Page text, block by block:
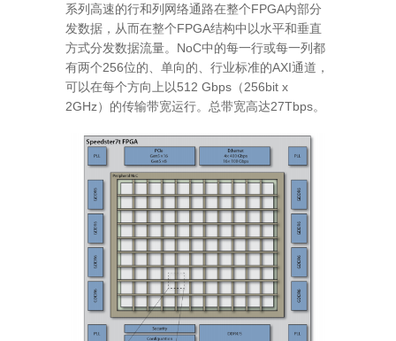
系列高速的行和列网络通路在整个FPGA内部分
发数据，从而在整个FPGA结构中以水平和垂直
方式分发数据流量。NoC中的每一行或每一列都
有两个256位的、单向的、行业标准的AXI通道，
可以在每个方向上以512 Gbps（256bit x
2GHz）的传输带宽运行。总带宽高达27Tbps。